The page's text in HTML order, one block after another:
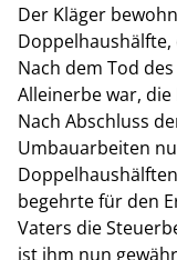
Der Kläger
Nach dem Tod
Alleinerbe war,
Nach Abschluss
Umbauarbeiten
begehrte für den
Vaters die
ist ihm nun